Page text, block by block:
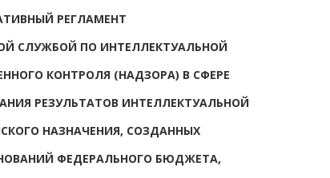
РЕГЛАМЕНТ
СЛУЖБОЙ ПО ИНТЕЛЛЕКТУАЛЬНОЙ
КОНТРОЛЯ (НАДЗОРА) В СФЕРЕ
РЕЗУЛЬТАТОВ ИНТЕЛЛЕКТУАЛЬНОЙ
НАЗНАЧЕНИЯ, СОЗДАННЫХ
ФЕДЕРАЛЬНОГО БЮДЖЕТА,